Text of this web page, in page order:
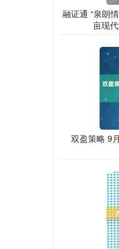
融证通 “泉朗
亩现
双盈策略 9